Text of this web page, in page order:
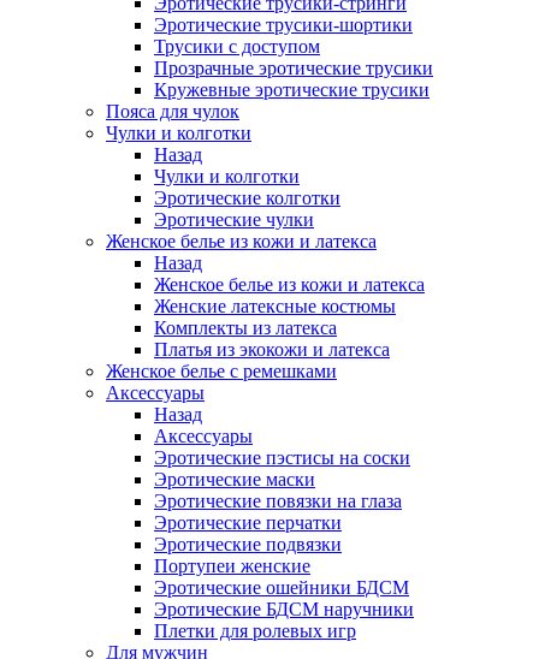
Эротические трусики-шортики
Трусики с доступом
Прозрачные эротические трусики
Кружевные эротические трусики
Пояса для чулок
Чулки и колготки
Назад
Чулки и колготки
Эротические колготки
Эротические чулки
Женское белье из кожи и латекса
Назад
Женское белье из кожи и латекса
Женские латексные костюмы
Комплекты из латекса
Платья из экокожи и латекса
Женское белье с ремешками
Аксессуары
Назад
Аксессуары
Эротические пэстисы на соски
Эротические маски
Эротические повязки на глаза
Эротические перчатки
Эротические подвязки
Портупеи женские
Эротические ошейники БДСМ
Эротические БДСМ наручники
Плетки для ролевых игр
Для мужчин